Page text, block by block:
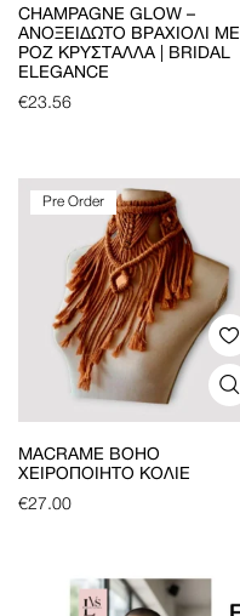
CHAMPAGNE GLOW –
ΑΝΟΞΕΊΔΩΤΟ ΒΡΑΧΙΌΛΙ ΜΕ
ΡΟΖ ΚΡΎΣΤΑΛΛΑ | BRIDAL
ELEGANCE
€23.56
Pre Order
MACRAME BOHO
ΧΕΙΡΟΠΟΊΗΤΟ ΚΟΛΙΈ
€27.00